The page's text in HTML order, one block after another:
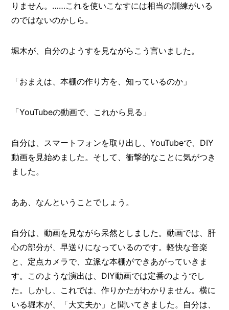
りません。……これを使いこなすには相当の訓練がいる
のではないのかしら。
堀木が、自分のようすを見ながらこう言いました。
「おまえは、本棚の作り方を、知っているのか」
「YouTubeの動画で、これから見る」
自分は、スマートフォンを取り出し、YouTubeで、DIY
動画を見始めました。そして、衝撃的なことに気がつき
ました。
ああ、なんということでしょう。
自分は、動画を見ながら呆然としました。動画では、肝
心の部分が、早送りになっているのです。軽快な音楽
と、定点カメラで、立派な本棚ができあがっていきま
す。このような演出は、DIY動画では定番のようでし
た。しかし、これでは、作りかたがわかりません。横に
いる堀木が、「大丈夫か」と聞いてきました。自分は、